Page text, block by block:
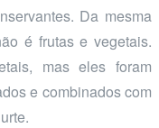
Da mesma
é frutas e vegetais.
mas eles foram
e combinados com